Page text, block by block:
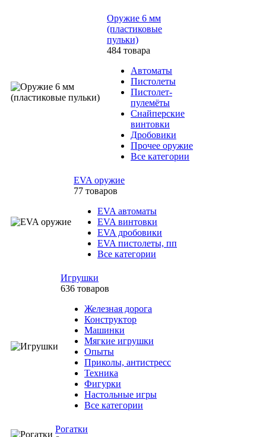
Оружие 6 мм
(пластиковые
пульки)
484 товара
Автоматы
Пистолеты
Пистолет-
пулемёты
Снайперские
винтовки
Дробовики
Прочее оружие
Все категории
EVA оружие
77 товаров
EVA автоматы
EVA винтовки
EVA дробовики
EVA пистолеты, пп
Все категории
Игрушки
636 товаров
Железная дорога
Конструктор
Машинки
Мягкие игрушки
Опыты
Приколы, антистресс
Техника
Фигурки
Настольные игры
Все категории
Рогатки